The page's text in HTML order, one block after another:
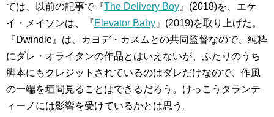
ては、以前の記事で『The Delivery Boy 』(2018)を、エケ
イ・メイソンは、『Elevator Baby 』(2019)を取り上げた。
『Dwindle』は、カヨデ・カスムとの共同監督なので、純粋
にダレ・オライタンの作品とはいえないが、ふたりのうち
脚本にもクレジットされているのはダレだけなので、作風
の一端を垣間見ることはできるだろう。けっこうタランテ
ィーノには影響を受けているかとは思う。